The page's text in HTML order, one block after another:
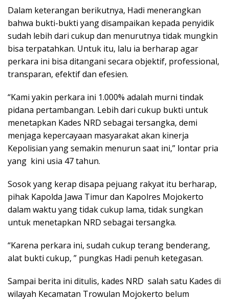
Dalam keterangan berikutnya, Hadi menerangkan
bahwa bukti-bukti yang disampaikan kepada penyidik
sudah lebih dari cukup dan menurutnya tidak mungkin
bisa terpatahkan. Untuk itu, lalu ia berharap agar
perkara ini bisa ditangani secara objektif, professional,
transparan, efektif dan efesien.
“Kami yakin perkara ini 1.000% adalah murni tindak
pidana pertambangan. Lebih dari cukup bukti untuk
menetapkan Kades NRD sebagai tersangka, demi
menjaga kepercayaan masyarakat akan kinerja
Kepolisian yang semakin menurun saat ini,” lontar pria
yang kini usia 47 tahun.
Sosok yang kerap disapa pejuang rakyat itu berharap,
pihak Kapolda Jawa Timur dan Kapolres Mojokerto
dalam waktu yang tidak cukup lama, tidak sungkan
untuk menetapkan NRD sebagai tersangka.
“Karena perkara ini, sudah cukup terang benderang,
alat bukti cukup, ” pungkas Hadi penuh ketegasan.
Sampai berita ini ditulis, kades NRD salah satu Kades di
wilayah Kecamatan Trowulan Mojokerto belum